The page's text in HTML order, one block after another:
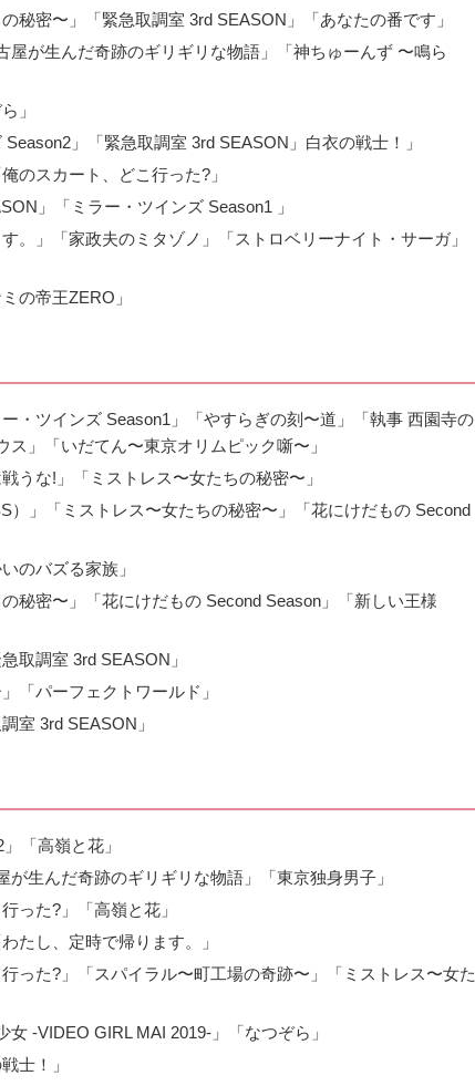
秘密〜」「緊急取調室 3rd SEASON」「あなたの番です」
屋が生んだ奇跡のギリギリな物語」「神ちゅーんず 〜鳴ら
」
」「緊急取調室 3rd SEASON」白衣の戦士！」
のスカート、どこ行った?」
」「ミラー・ツインズ Season1 」
。」「家政夫のミタゾノ」「ストロベリーナイト・サーガ」
の帝王ZERO」
・ツインズ Season1」「やすらぎの刻〜道」「執事 西園寺の
」「いだてん〜東京オリムピック噺〜」
うな!」「ミストレス〜女たちの秘密〜」
）」「ミストレス〜女たちの秘密〜」「花にけだもの Second
のバズる家族」
秘密〜」「花にけだもの Second Season」「新しい王様
取調室 3rd SEASON」
「パーフェクトワールド」
室 3rd SEASON」
「高嶺と花」
生んだ奇跡のギリギリな物語」「東京独身男子」
った?」「高嶺と花」
たし、定時で帰ります。」
った?」「スパイラル〜町工場の奇跡〜」「ミストレス〜女た
-VIDEO GIRL MAI 2019-」「なつぞら」
士！」